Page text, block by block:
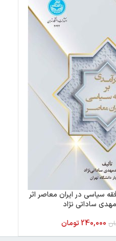
سیاسی در ایران معاصر اثر
ساداتی نژاد
240,000تومان